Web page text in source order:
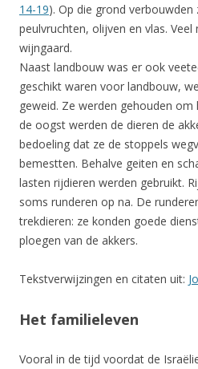
14-19). Op die grond verbouwden
peulvruchten, olijven en vlas.
wijngaard.
Naast landbouw was er ook
geschikt waren voor landbouw,
geweid. Ze werden gehouden
de oogst werden de dieren de
bedoeling dat ze de stoppels
bemestten. Behalve geiten en
lasten rijdieren werden gebruikt.
soms runderen op na. De
trekdieren: ze konden goede
ploegen van de akkers.
Tekstverwijzingen en citaten uit:
Het familieleven
Vooral in de tijd voordat de